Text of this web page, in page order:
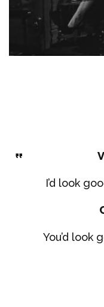
I’d look
You’d look